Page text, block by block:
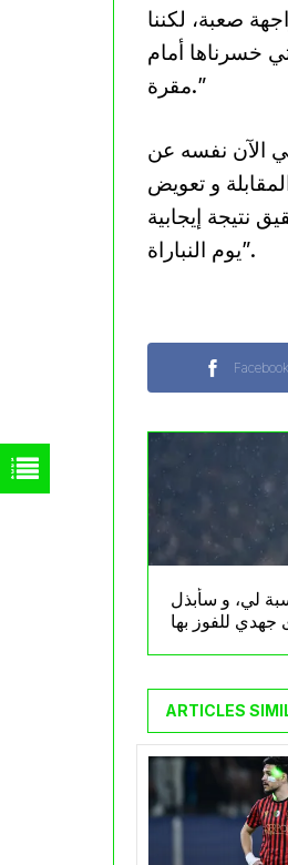
صعبة، لكننا
خسرناها أمام
مقرة.”
الآن نفسه عن
و تعويض
نتيجة إيجابية
يوم النباراة”.
Facebook
لي، و سأبذل
ARTICLES